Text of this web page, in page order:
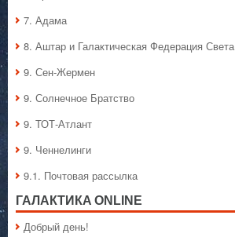
7. Адама
8. Аштар и Галактическая Федерация Света
9. Сен-Жермен
9. Солнечное Братство
9. ТОТ-Атлант
9. Ченнелинги
9.1. Почтовая рассылка
ГАЛАКТИКA ONLINE
Добрый день!